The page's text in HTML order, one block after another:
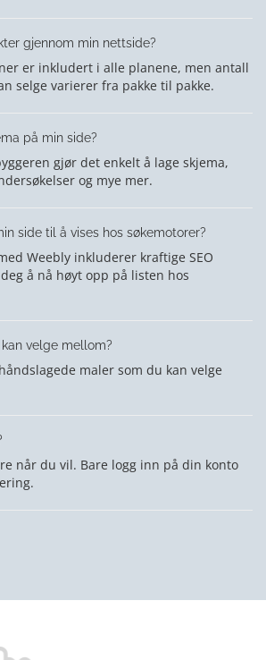
gjennom min nettside?
er inkludert i alle planene, men antall
selge varierer fra pakke til pakke.
på min side?
gjør det enkelt å lage skjema,
og mye mer.
side til å vises hos søkemotorer?
Weebly inkluderer kraftige SEO
å nå høyt opp på listen hos
velge mellom?
maler som du kan velge
når du vil. Bare logg inn på din konto